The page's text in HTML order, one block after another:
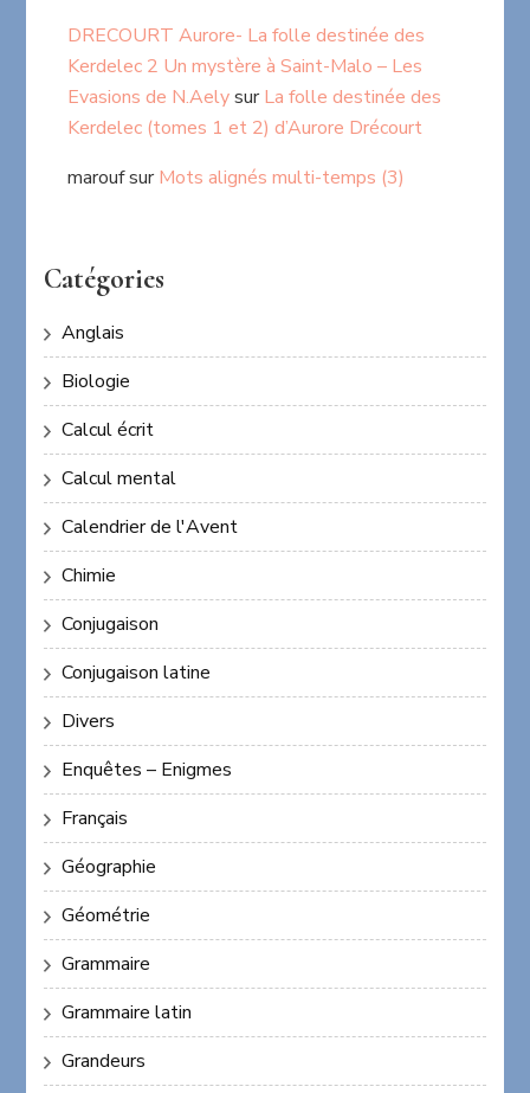
DRECOURT Aurore- La folle destinée des
Kerdelec 2 Un mystère à Saint-Malo – Les
Evasions de N.AelysurLa folle destinée des
Kerdelec (tomes 1 et 2) d’Aurore Drécourt
maroufsurMots alignés multi-temps (3)
Catégories
Anglais
Biologie
Calcul écrit
Calcul mental
Calendrier de l'Avent
Chimie
Conjugaison
Conjugaison latine
Divers
Enquêtes – Enigmes
Français
Géographie
Géométrie
Grammaire
Grammaire latin
Grandeurs